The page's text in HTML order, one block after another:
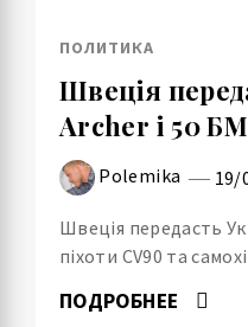
ПОЛИТИКА
Швеція
Archer і 50
Polemika 19/
Швеція передасть
піхоти CV90 та
ПОДРОБНЕЕ